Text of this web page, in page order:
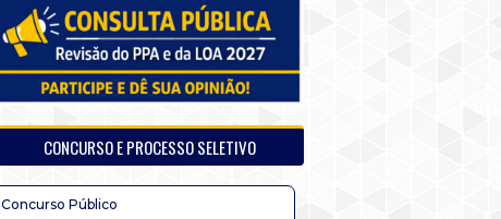
CONCURSO E PROCESSO SELETIVO
Concurso Público